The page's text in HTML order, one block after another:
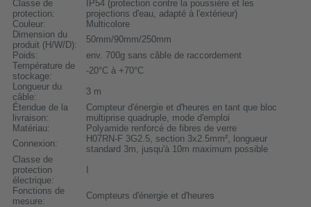
Classe de
protection:
IP54 (protection contre la poussière et les
projections d'eau, adapté à l'extérieur)
Couleur:
Multicolore
Dimension du
produit (H/W/D):
50mm/90mm/250mm
Poids:
env. 700g sans câble de raccordement
Température de
stockage:
-20°C à +70°C
Longueur du
câble:
3 m
Étendue de la
livraison:
Compteur d'énergie et d'heures en tant que bloc
multiprise quadruple, mode d'emploi
Matériau:
Polyamide renforcé de fibres de verre
Connexion:
H07RN-F 3G2.5, section 3x2.5mm², longueur
standard 3m, jusqu'à 10m maximum possible
Classe de
protection
électrique:
I
Fonctions de
mesure:
Compteurs d'énergie et d'heures